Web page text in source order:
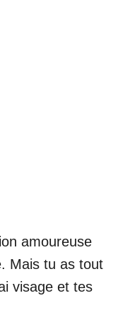
amoureuse
Mais tu as tout
visage et tes